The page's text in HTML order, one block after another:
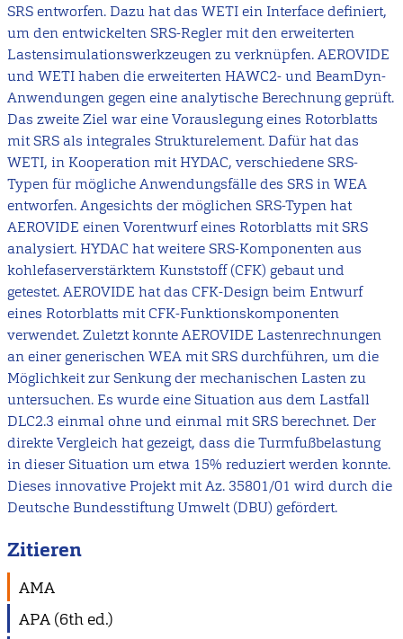
SRS entworfen. Dazu hat das WETI ein Interface definiert,
um den entwickelten SRS-Regler mit den erweiterten
Lastensimulationswerkzeugen zu verknüpfen. AEROVIDE
und WETI haben die erweiterten HAWC2- und BeamDyn-
Anwendungen gegen eine analytische Berechnung geprüft.
Das zweite Ziel war eine Vorauslegung eines Rotorblatts
mit SRS als integrales Strukturelement. Dafür hat das
WETI, in Kooperation mit HYDAC, verschiedene SRS-
Typen für mögliche Anwendungsfälle des SRS in WEA
entworfen. Angesichts der möglichen SRS-Typen hat
AEROVIDE einen Vorentwurf eines Rotorblatts mit SRS
analysiert. HYDAC hat weitere SRS-Komponenten aus
kohlefaserverstärktem Kunststoff (CFK) gebaut und
getestet. AEROVIDE hat das CFK-Design beim Entwurf
eines Rotorblatts mit CFK-Funktionskomponenten
verwendet. Zuletzt konnte AEROVIDE Lastenrechnungen
an einer generischen WEA mit SRS durchführen, um die
Möglichkeit zur Senkung der mechanischen Lasten zu
untersuchen. Es wurde eine Situation aus dem Lastfall
DLC2.3 einmal ohne und einmal mit SRS berechnet. Der
direkte Vergleich hat gezeigt, dass die Turmfußbelastung
in dieser Situation um etwa 15% reduziert werden konnte.
Dieses innovative Projekt mit Az. 35801/01 wird durch die
Deutsche Bundesstiftung Umwelt (DBU) gefördert.
Zitieren
AMA
APA (6th ed.)